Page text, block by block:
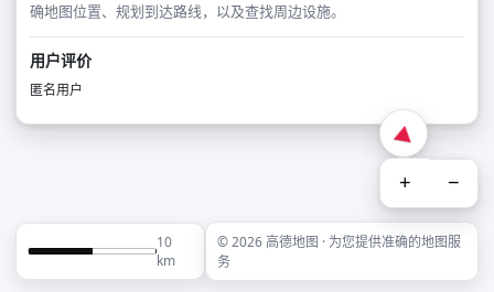
确地图位置、规划到达路线，以及查找周边设施。
用户评价
匿名用户
+ −
10
km
© 2026 高德地图 · 为您提供准确的地图服
务